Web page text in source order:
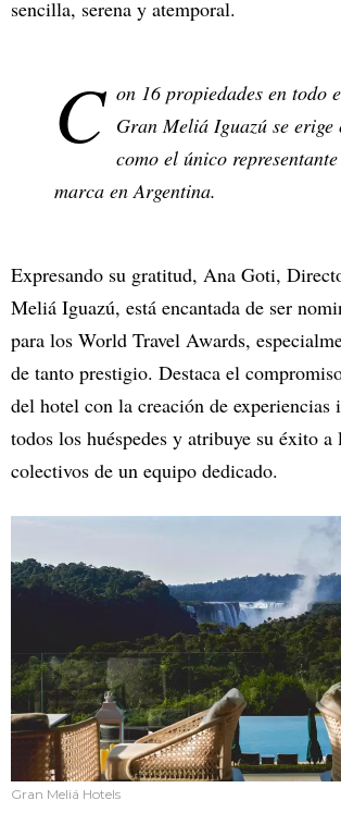
sencilla, serena y atemporal.
C on 16 propiedades en todo
Gran Meliá Iguazú se
como el único
marca en Argentina.
Expresando su gratitud, Ana Goti,
Meliá Iguazú, está encantada de ser
para los World Travel Awards,
de tanto prestigio. Destaca el
del hotel con la creación de experiencias
todos los huéspedes y atribuye su éxito a
colectivos de un equipo dedicado.
Gran Meliá Hotels